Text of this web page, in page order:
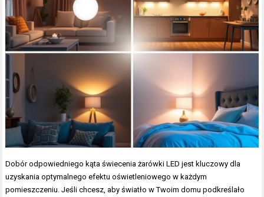
Dobór odpowiedniego kąta świecenia żarówki LED jest kluczowy dla
uzyskania optymalnego efektu oświetleniowego w każdym
pomieszczeniu. Jeśli chcesz, aby światło w Twoim domu podkreślało